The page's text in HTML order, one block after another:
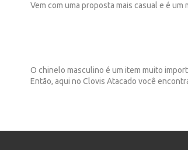
Vem com uma proposta mais casual e é
O chinelo masculino é um item muito
Então, aqui no Clovis Atacado você